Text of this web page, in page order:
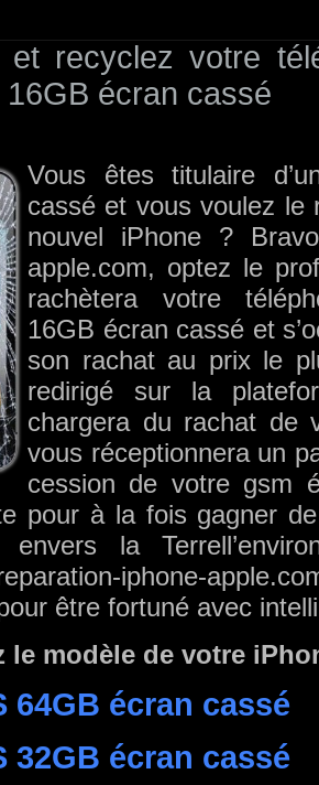
et recyclez votre
16GB écran cassé
Vous êtes titulaire
cassé et vous voulez le
nouvel iPhone ?
apple.com, optez le
rachètera votre
16GB écran cassé et
son rachat au prix le
redirigé sur la
chargera du rachat de
vous réceptionnera un
cession de votre gsm
pour à la fois gagner
envers la
iphone-
être fortuné avec
le modèle de votre
64GB écran cassé
32GB écran cassé